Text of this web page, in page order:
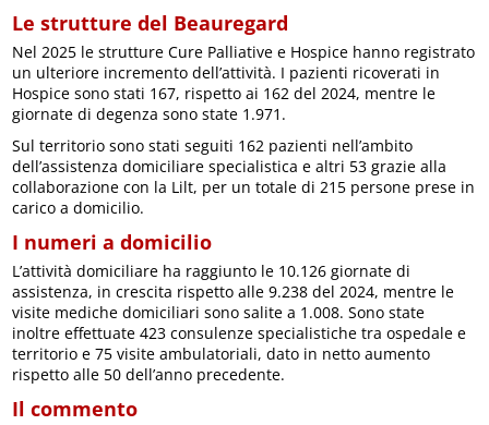
Le strutture del Beauregard
Nel 2025 le strutture Cure Palliative e Hospice hanno registrato
un ulteriore incremento dell’attività. I pazienti ricoverati in
Hospice sono stati 167, rispetto ai 162 del 2024, mentre le
giornate di degenza sono state 1.971.
Sul territorio sono stati seguiti 162 pazienti nell’ambito
dell’assistenza domiciliare specialistica e altri 53 grazie alla
collaborazione con la Lilt, per un totale di 215 persone prese in
carico a domicilio.
I numeri a domicilio
L’attività domiciliare ha raggiunto le 10.126 giornate di
assistenza, in crescita rispetto alle 9.238 del 2024, mentre le
visite mediche domiciliari sono salite a 1.008. Sono state
inoltre effettuate 423 consulenze specialistiche tra ospedale e
territorio e 75 visite ambulatoriali, dato in netto aumento
rispetto alle 50 dell’anno precedente.
Il commento